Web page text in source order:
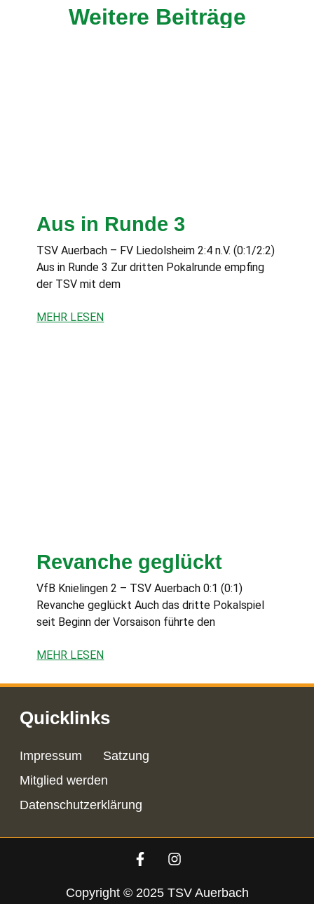
Weitere Beiträge
Aus in Runde 3
TSV Auerbach – FV Liedolsheim 2:4 n.V. (0:1/2:2)
Aus in Runde 3 Zur dritten Pokalrunde empfing
der TSV mit dem
MEHR LESEN
Revanche geglückt
VfB Knielingen 2 – TSV Auerbach 0:1 (0:1)
Revanche geglückt Auch das dritte Pokalspiel
seit Beginn der Vorsaison führte den
MEHR LESEN
Quicklinks
Impressum
Satzung
Mitglied werden
Datenschutzerklärung
Copyright © 2025 TSV Auerbach